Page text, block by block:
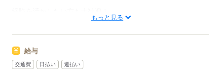
●部品の組み立て・加工 など
アナタの希望に合ったお仕事を
お探しします！
「自宅の近く」「座り作業」など
お持ちの免許・資格を活かした
20代～50代と幅広い年齢の方が、
様々な職場で活躍中です！
もっと見る
給与
交通費 日払い 週払い